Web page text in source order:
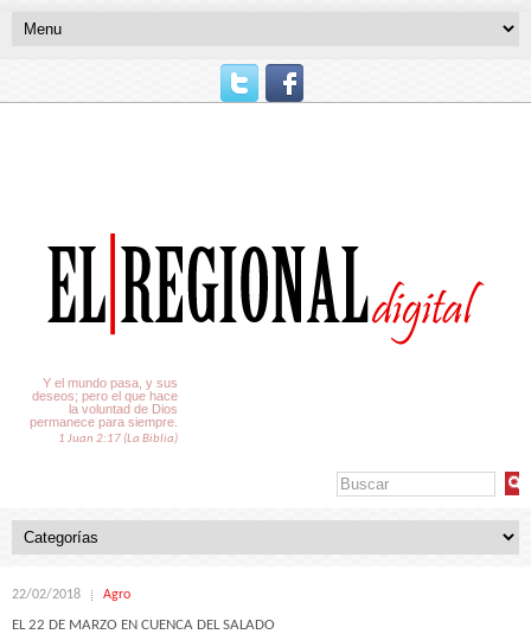
Y el mundo pasa, y sus
deseos; pero el que hace
la voluntad de Dios
permanece para siempre.
1 Juan 2:17 (La Biblia)
22/02/2018 Agro
EL 22 DE MARZO EN CUENCA DEL SALADO